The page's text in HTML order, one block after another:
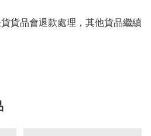
貨品會退款處理，其他貨品繼續